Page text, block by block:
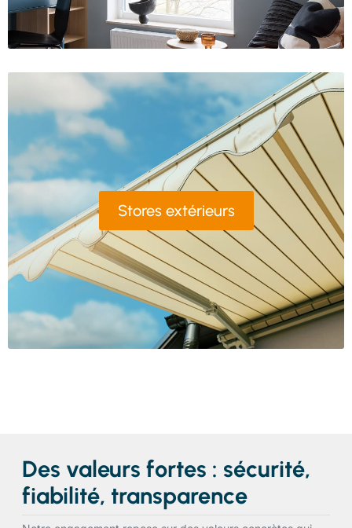
Stores extérieurs
Des valeurs fortes : sécurité,
fiabilité, transparence